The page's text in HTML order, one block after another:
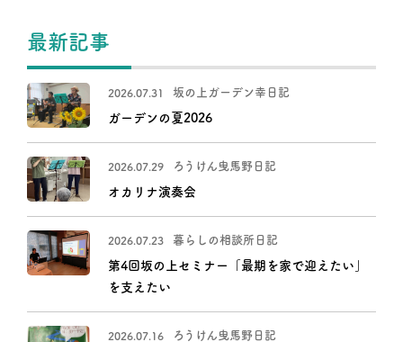
最新記事
2026.07.31 坂の上ガーデン幸日記
ガーデンの夏2026
2026.07.29 ろうけん曳馬野日記
オカリナ演奏会
2026.07.23 暮らしの相談所日記
第4回坂の上セミナー「最期を家で迎えたい」
を支えたい
2026.07.16 ろうけん曳馬野日記